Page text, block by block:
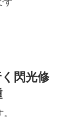
く閃光修